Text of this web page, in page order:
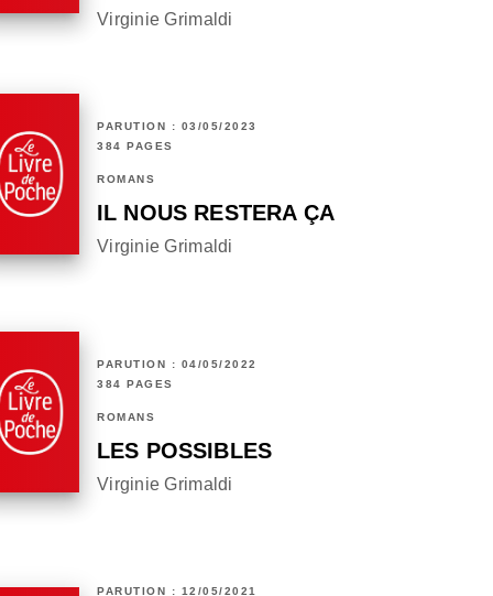
Virginie Grimaldi
PARUTION : 03/05/2023
384 PAGES
ROMANS
IL NOUS RESTERA ÇA
Virginie Grimaldi
PARUTION : 04/05/2022
384 PAGES
ROMANS
LES POSSIBLES
Virginie Grimaldi
PARUTION : 12/05/2021